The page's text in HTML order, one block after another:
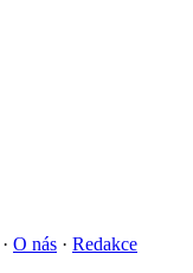
· O nás · Redakce